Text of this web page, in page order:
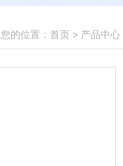
您的位置： 首页 > 产品中心